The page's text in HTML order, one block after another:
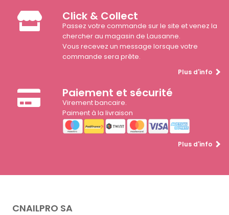
Click & Collect
Passez votre commande sur le site et venez la
chercher au magasin de Lausanne.
Vous recevez un message lorsque votre
commande sera prête.
Plus d'info
Paiement et sécurité
Virement bancaire.
Paiment à la livraison
Plus d'info
CNAILPRO SA